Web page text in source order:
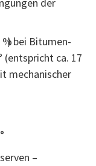
bei Bitumen­
(entspricht ca. 17
mechanischer
–